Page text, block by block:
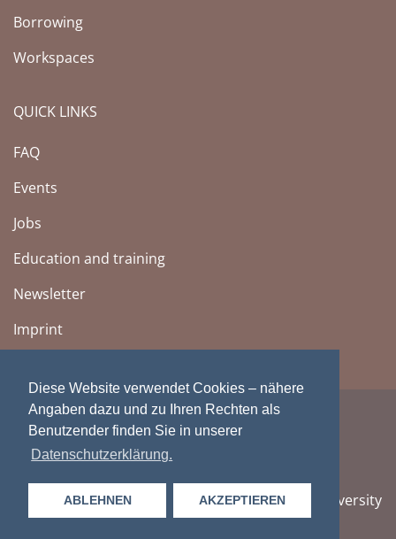
Diese Website verwendet Cookies – nähere
Angaben dazu und zu Ihren Rechten als
Benutzender finden Sie in unserer
Datenschutzerklärung.
ABLEHNEN AKZEPTIEREN
Borrowing
Workspaces
QUICK LINKS
FAQ
Events
Jobs
Education and training
Newsletter
Imprint
Zentralbibliothek Zürich | Cantonal, City and University
Library